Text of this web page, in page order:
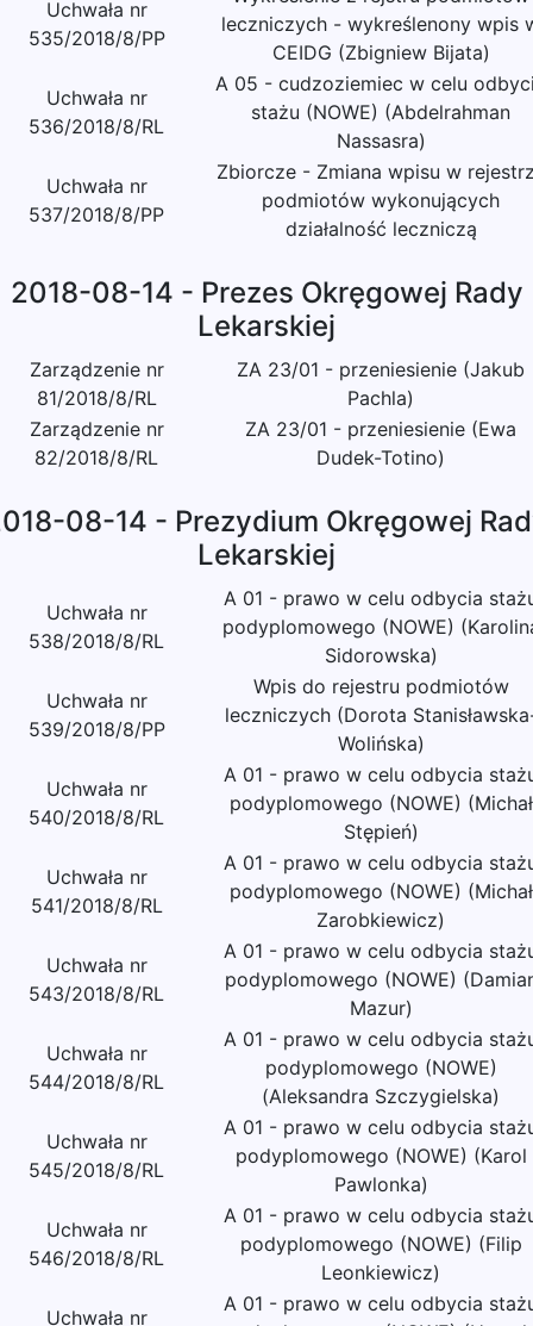
Uchwała nr
535/2018/8/PP
leczniczych - wykreślenony wpis
CEIDG (Zbigniew Bijata)
Uchwała nr
536/2018/8/RL
A 05 - cudzoziemiec w celu
stażu (NOWE) (Abdelrahman
Nassasra)
Uchwała nr
537/2018/8/PP
Zbiorcze - Zmiana wpisu w
podmiotów wykonujących
działalność leczniczą
2018-08-14 - Prezes Okręgowej Rady
Lekarskiej
Zarządzenie nr
81/2018/8/RL
ZA 23/01 - przeniesienie (Jakub
Pachla)
Zarządzenie nr
82/2018/8/RL
ZA 23/01 - przeniesienie (Ewa
Dudek-Totino)
08-14 - Prezydium Okręgowej
Lekarskiej
Uchwała nr
538/2018/8/RL
A 01 - prawo w celu odbycia
podyplomowego (NOWE)
Sidorowska)
Uchwała nr
539/2018/8/PP
Wpis do rejestru podmiotów
leczniczych (Dorota
Wolińska)
Uchwała nr
540/2018/8/RL
A 01 - prawo w celu odbycia
podyplomowego (NOWE) (Michał
Stępień)
Uchwała nr
541/2018/8/RL
A 01 - prawo w celu odbycia
podyplomowego (NOWE) (Michał
Zarobkiewicz)
Uchwała nr
543/2018/8/RL
A 01 - prawo w celu odbycia
podyplomowego (NOWE)
Mazur)
Uchwała nr
544/2018/8/RL
A 01 - prawo w celu odbycia
podyplomowego (NOWE)
(Aleksandra Szczygielska)
Uchwała nr
545/2018/8/RL
A 01 - prawo w celu odbycia
podyplomowego (NOWE) (Karol
Pawlonka)
Uchwała nr
546/2018/8/RL
A 01 - prawo w celu odbycia
podyplomowego (NOWE) (Filip
Leonkiewicz)
Uchwała nr
A 01 - prawo w celu odbycia